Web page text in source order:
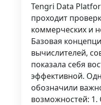
Tengri Data
проходит
коммерческих и
Базовая
вычислителей,
показала себя
эффективной.
обозначили
возможностей: 1.